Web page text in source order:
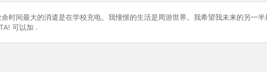
间最大的消遣是在学校充电。我憧憬的生活是周游世界。我希望我未来的另一半
可以加 .